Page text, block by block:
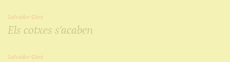
Salvador Giné
Els cotxes s'acaben
Salvador Giné